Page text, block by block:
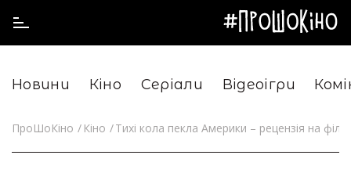
Новини Кіно Серіали Відеоігри
ПроШоКіно Кіно Тихі кола пекла Америки – рецензія на